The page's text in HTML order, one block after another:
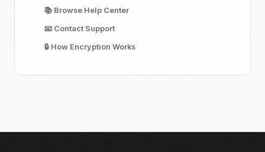
📚 Browse Help Center
📧 Contact Support
🔒 How Encryption Works